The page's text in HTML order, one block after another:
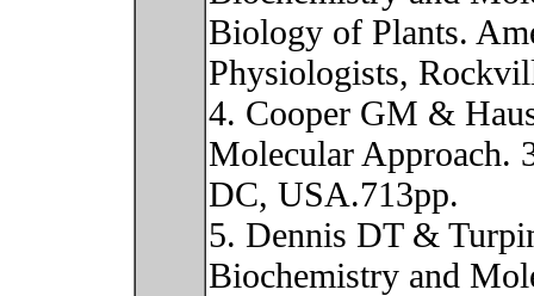
Biology of Plants.
Physiologists,
4. Cooper GM &
Molecular Approach.
DC, USA.713pp.
5. Dennis DT &
Biochemistry and